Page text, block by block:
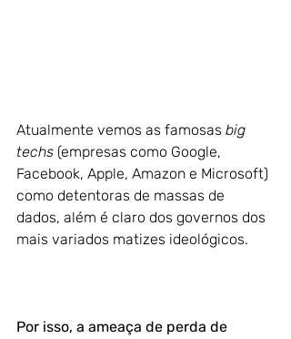
Atualmente vemos as famosas big
techs (empresas como Google,
Facebook, Apple, Amazon e Microsoft)
como detentoras de massas de
dados, além é claro dos governos dos
mais variados matizes ideológicos.
Por isso, a ameaça de perda de